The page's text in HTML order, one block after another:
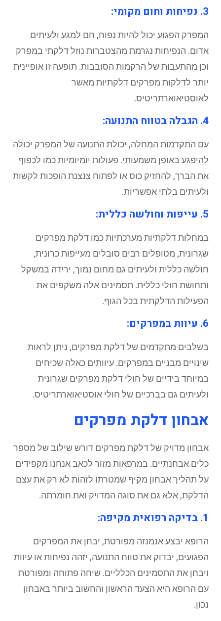
3. נפיחות וחום מקומי:
המפרק הפגוע יכול להיות נפוח, חם למגע ולעיתים
אדום. הנפיחות נגרמת מהצטברות נוזל דלקתי במפרק
וכן מהתעבות של הרקמות הסובבות. תופעה זו אופיינית
יותר לדלקות מפרקים דלקתיות מאשר
לאוסטיאוארתריטיס.
4. הגבלה בטווח התנועה:
עם התקדמות המחלה, יכולת התנועה של המפרק יכולה
להיפגע באופן משמעותי. פעולות יומיומיות כמו לכפוף
את הברך, להחזיק כוס או לפתוח צנצנת הופכות לקשות
ולעיתים בלתי אפשריות.
5. עייפות וחולשה כללית:
במחלות דלקתיות מערכתיות כמו דלקת מפרקים
שגרונית, מטופלים רבים סובלים מעייפות כרונית,
חולשה כללית ולעיתים גם מחום נמוך, ירידה במשקל
ותחושת חולי כללית. תסמינים אלה משקפים את
הפעילות הדלקתית בכל הגוף.
6. עיוות במפרקים:
בשלבים מתקדמים של דלקת מפרקים, ניתן לראות
שינויים מבניים במפרקים. עיוותים כאלה שכיחים
במיוחד בידיים של חולי דלקת מפרקים שגרונית
ולעיתים גם בברכיים של חולי אוסטיאוארתריטיס.
אבחון דלקת מפרקים
אבחון מדויק של דלקת מפרקים דורש שילוב של מספר
כלים אבחנתיים. במרפאות מזור לכאב אנחנו מקפידים
על תהליך אבחון מקיף שמטרתו לזהות לא רק את עצם
הדלקת, אלא גם את סוגה המדויק ואת חומרתה.
1. בדיקה רפואית מקיפה:
הרופא יבצע אנמנזה מפורטת, יבחן את המפרקים
הפגועים, יבדוק את טווח התנועה, יזהה נפיחות או עיוות
ויבחן את התסמינים הכלליים. שיחה פתוחה ומפורטת
עם הרופא היא הצעד הראשון והחשוב ביותר באבחון
נכון.